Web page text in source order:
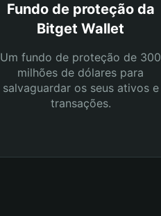
Fundo de proteção da
Bitget Wallet
Um fundo de proteção de 300
milhões de dólares para
salvaguardar os seus ativos e
transações.